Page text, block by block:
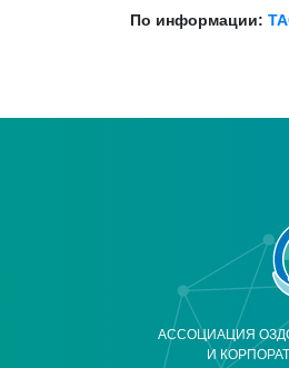
По информации:
АССОЦИАЦИЯ
И